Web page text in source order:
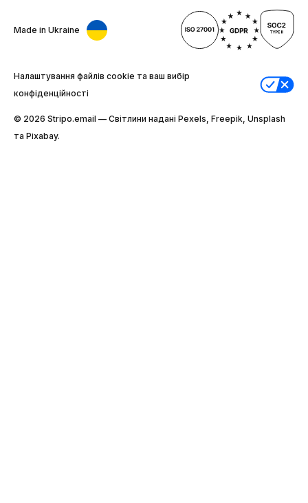
Made in Ukraine
Налаштування файлів cookie та ваш вибір
конфіденційності
© 2026 Stripо.email — Світлини надані Pexels, Freepik, Unsplash
та Pixabay.